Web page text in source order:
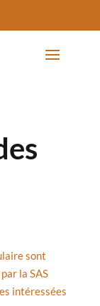
sont
la SAS
intéressées